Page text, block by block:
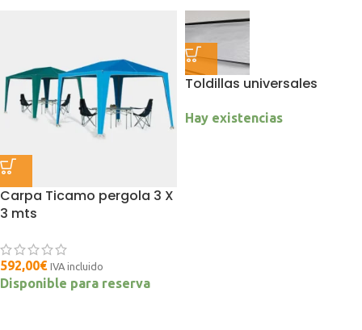
Carpa Ticamo pergola 3 X
3 mts
592,00€ IVA incluido
Disponible para reserva
Toldillas universales
Hay existencias